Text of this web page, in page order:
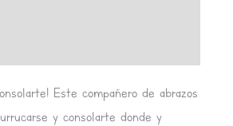
Este compañero de abrazos
y consolarte donde y